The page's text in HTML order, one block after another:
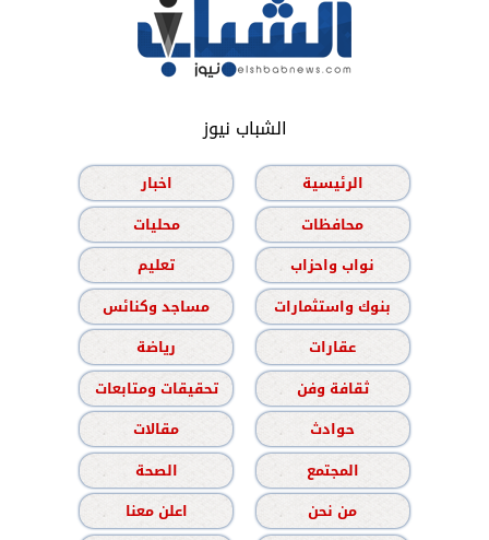
الشباب نيوز
الرئيسية
اخبار
محافظات
محليات
نواب واحزاب
تعليم
بنوك واستثمارات
مساجد وكنائس
عقارات
رياضة
ثقافة وفن
تحقيقات ومتابعات
حوادث
مقالات
المجتمع
الصحة
من نحن
اعلن معنا